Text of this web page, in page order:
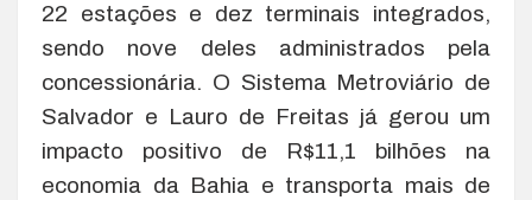
22 estações e dez terminais integrados,
sendo nove deles administrados pela
concessionária. O Sistema Metroviário de
Salvador e Lauro de Freitas já gerou um
impacto positivo de R$11,1 bilhões na
economia da Bahia e transporta mais de